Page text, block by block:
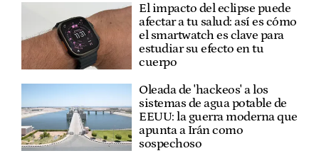
El impacto del eclipse puede
afectar a tu salud: así es cómo
el smartwatch es clave para
estudiar su efecto en tu
cuerpo
Oleada de 'hackeos' a los
sistemas de agua potable de
EEUU: la guerra moderna que
apunta a Irán como
sospechoso